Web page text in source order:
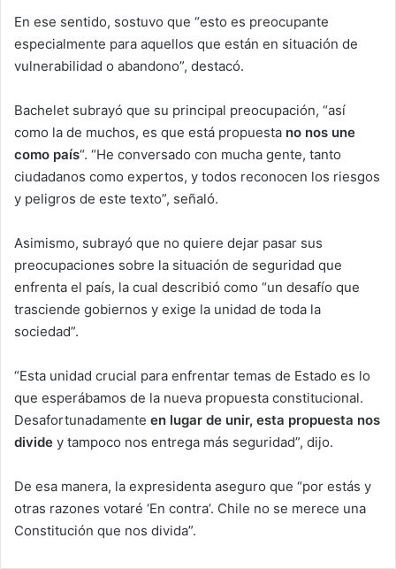
En ese sentido, sostuvo que “esto es preocupante
especialmente para aquellos que están en situación de
vulnerabilidad o abandono”, destacó.
Bachelet subrayó que su principal preocupación, “así
como la de muchos, es que está propuesta no nos une
como país“. “He conversado con mucha gente, tanto
ciudadanos como expertos, y todos reconocen los riesgos
y peligros de este texto”, señaló.
Asimismo, subrayó que no quiere dejar pasar sus
preocupaciones sobre la situación de seguridad que
enfrenta el país, la cual describió como “un desafío que
trasciende gobiernos y exige la unidad de toda la
sociedad”.
“Esta unidad crucial para enfrentar temas de Estado es lo
que esperábamos de la nueva propuesta constitucional.
Desafortunadamente en lugar de unir, esta propuesta nos
divide y tampoco nos entrega más seguridad”, dijo.
De esa manera, la expresidenta aseguro que “por estás y
otras razones votaré ‘En contra’. Chile no se merece una
Constitución que nos divida”.